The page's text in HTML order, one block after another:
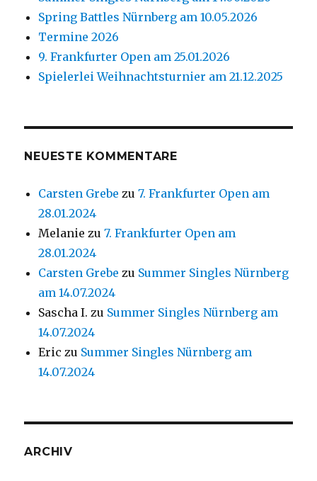
Spring Battles Nürnberg am 10.05.2026
Termine 2026
9. Frankfurter Open am 25.01.2026
Spielerlei Weihnachtsturnier am 21.12.2025
NEUESTE KOMMENTARE
Carsten Grebe zu7. Frankfurter Open am
28.01.2024
Melanie zu7. Frankfurter Open am
28.01.2024
Carsten Grebe zu Summer Singles Nürnberg
am 14.07.2024
Sascha I. zu Summer Singles Nürnberg am
14.07.2024
Eric zu Summer Singles Nürnberg am
14.07.2024
ARCHIV